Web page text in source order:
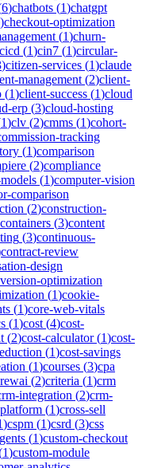
6)chatbots (1)chatgpt
)checkout-optimization
(1)churn-
cicd (1)cin7 (1)circular-
)citizen-services (1)claude
management (2)client-
(1)client-success (1)cloud
erp (3)cloud-hosting
1)clv (2)cmms (1)cohort-
tracking
(1)comparison
(2)compliance
(1)computer-vision
comparison
(2)construction-
containers (3)content
(3)continuous-
contract-review
design
optimization
(1)cookie-
(1)core-web-vitals
(1)cost (4)cost-
(2)cost-calculator(1)cost-
(1)cost-savings
(1)courses (3)cpa
(2)criteria (1)crm
integration (2)crm-
(1)cross-sell
)cspm (1)csrd (3)css
(1)custom-checkout
1)custom-module